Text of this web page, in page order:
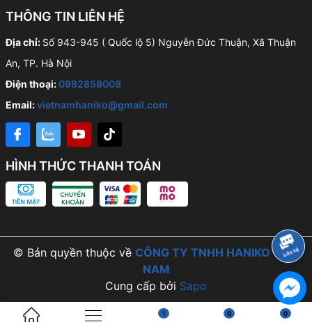
THÔNG TIN LIÊN HỆ
Địa chỉ: Số 943-945 ( Quốc lộ 5) Nguyễn Đức Thuận, Xã Thuận
An, TP. Hà Nội
Điện thoại:0982858008
Email:vietnamhaniko@gmail.com
HÌNH THỨC THANH TOÁN
© Bản quyền thuộc về CÔNG TY TNHH HANIKO VIỆT
NAM
Cung cấp bởi Sapo
1 0 0